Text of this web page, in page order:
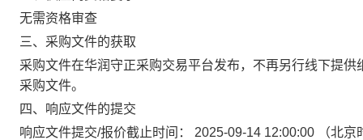
无需资格审查
三、采购文件的获取
采购文件在华润守正采购交易平台发布，不再另行线下提供
采购文件。
四、响应文件的提交
响应文件提交/报价截止时间： 2025-09-14 12:00:00
（北